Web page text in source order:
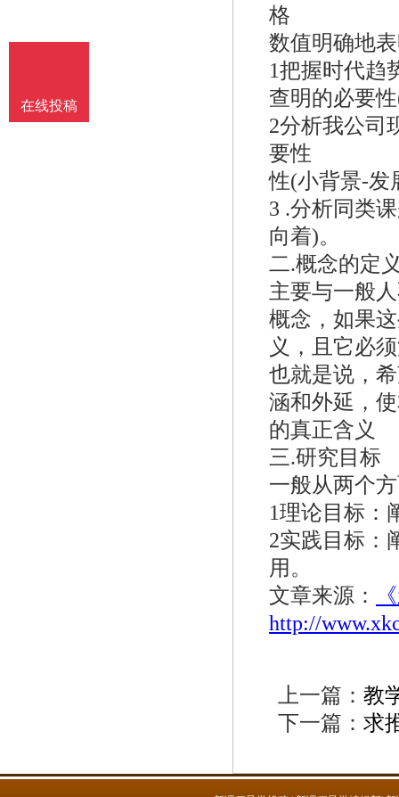
格
数值明确地
1把握时代趋
查明的必要
2分析我公司
要性
性(小背景-发
3 .分析同类
向着)。
二.概念的定
主要与一般
概念，如果
义，且它必
也就是说，
涵和外延，
的真正含义
三.研究目标
一般从两个
1理论目标：
2实践目标：
用。
文章来源：
http://
上一篇： 教
下一篇： 求
在线投稿